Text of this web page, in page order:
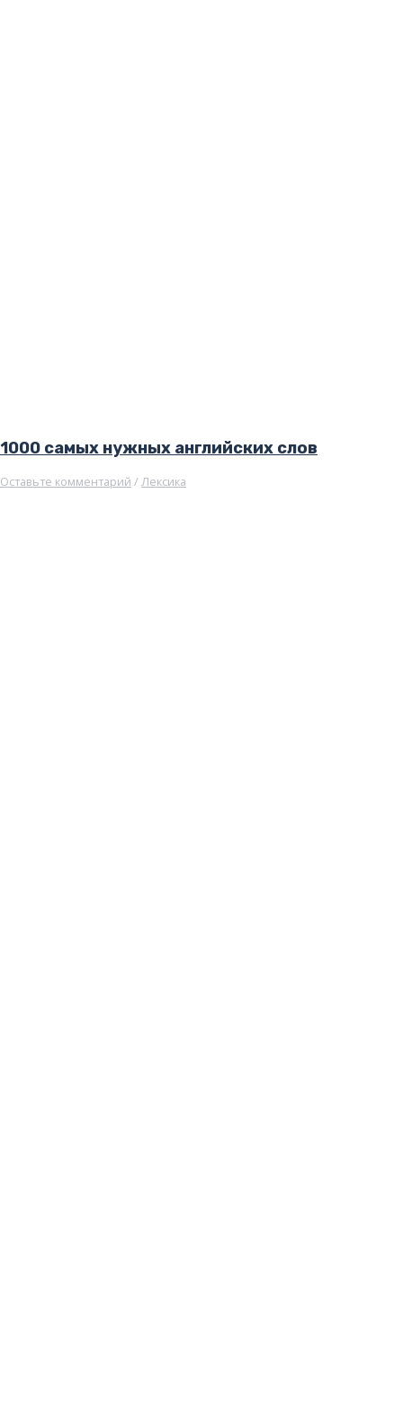
1000 самых нужных английских слов
Оставьте комментарий /Лексика